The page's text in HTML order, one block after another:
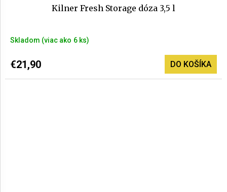
Kilner Fresh Storage dóza 3,5 l
Skladom (>6 ks)
€21,90 DO KOŠÍKA